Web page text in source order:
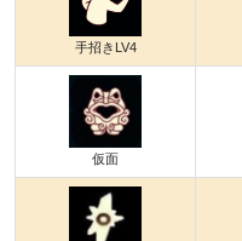
手招きLV4
仮面